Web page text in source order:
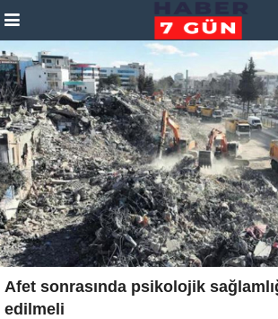
Afet sonrasında psikolojik
edilmeli